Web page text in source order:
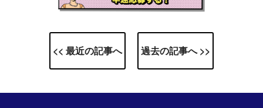
<< 最近の記事へ 過去の記事へ >>